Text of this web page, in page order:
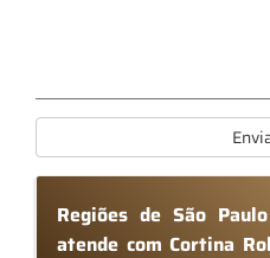
Regiões de São
atende com Cortina